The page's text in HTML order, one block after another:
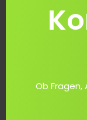
Ob Fragen,